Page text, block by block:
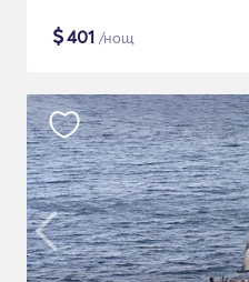
$401 /нощ